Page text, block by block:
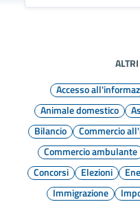
Accesso
Animale domestico
Bilancio
Commercio
Commercio ambulante
Concorsi
Elezioni
Immigrazione